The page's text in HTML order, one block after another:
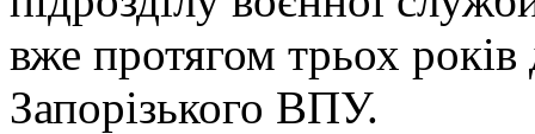
вже протягом трьох
Запорізького ВПУ.